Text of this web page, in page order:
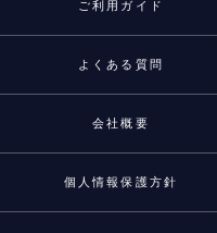
ご利用ガイド
よくある質問
会社概要
個人情報保護方針